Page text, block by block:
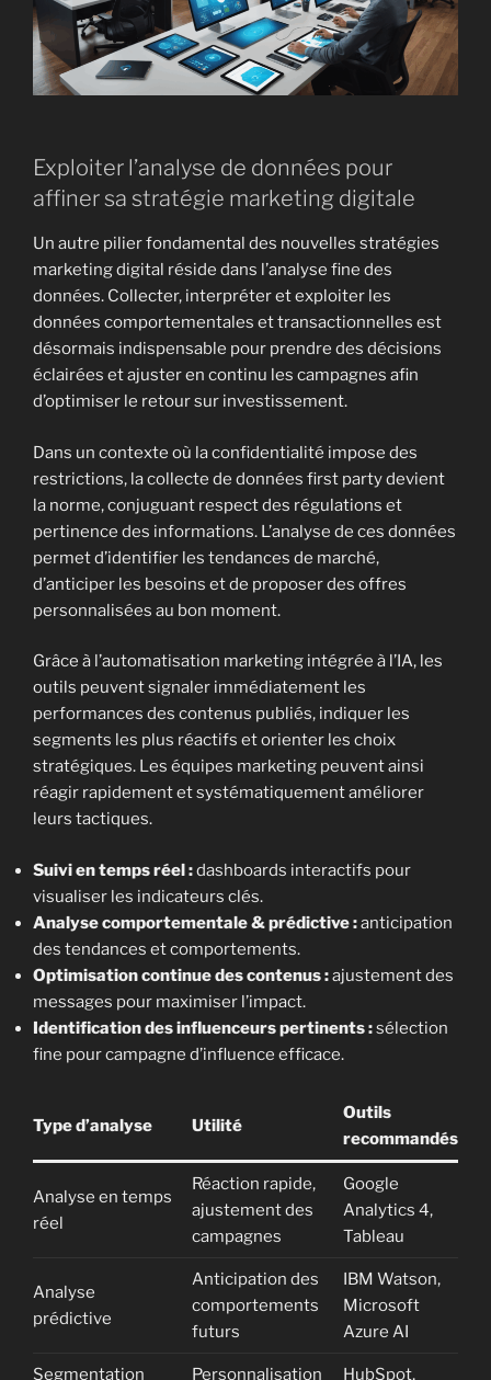
Exploiter l’analyse de données pour
affiner sa stratégie marketing digitale
Un autre pilier fondamental des nouvelles stratégies
marketing digital réside dans l’analyse fine des
données. Collecter, interpréter et exploiter les
données comportementales et transactionnelles est
désormais indispensable pour prendre des décisions
éclairées et ajuster en continu les campagnes afin
d’optimiser le retour sur investissement.
Dans un contexte où la confidentialité impose des
restrictions, la collecte de données first party devient
la norme, conjuguant respect des régulations et
pertinence des informations. L’analyse de ces données
permet d’identifier les tendances de marché,
d’anticiper les besoins et de proposer des offres
personnalisées au bon moment.
Grâce à l’automatisation marketing intégrée à l’IA, les
outils peuvent signaler immédiatement les
performances des contenus publiés, indiquer les
segments les plus réactifs et orienter les choix
stratégiques. Les équipes marketing peuvent ainsi
réagir rapidement et systématiquement améliorer
leurs tactiques.
Suivi en temps réel :dashboards interactifs pour
visualiser les indicateurs clés.
Analyse comportementale & prédictive :anticipation
des tendances et comportements.
Optimisation continue des contenus :ajustement des
messages pour maximiser l’impact.
Identification des influenceurs pertinents :sélection
fine pour campagne d’influence efficace.
Type d’analyse Utilité
Outils
recommandés
Analyse en temps
réel
Réaction rapide,
ajustement des
campagnes
Google
Analytics 4,
Tableau
Analyse
prédictive
Anticipation des
comportements
futurs
IBM Watson,
Microsoft
Azure AI
Segmentation Personnalisation HubSpot,